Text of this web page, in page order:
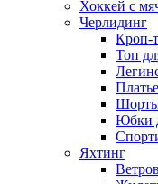
Хоккей с
Черлидинг
Кроп-
Топ
Шорты
Юбки
Яхтинг